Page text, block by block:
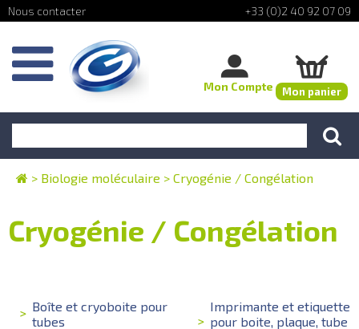
+33 (0)2 40 92 07 09
Mon Compte Mon panier
> Biologie moléculaire > Cryogénie / Congélation
Cryogénie / Congélation
Boîte et cryoboite pour
tubes
Imprimante et etiquette
pour boite, plaque, tube